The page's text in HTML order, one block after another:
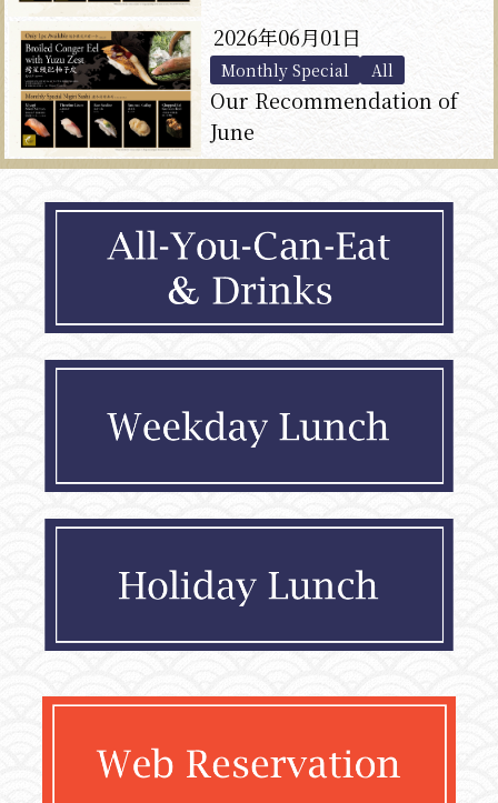
2026年06月01日
Monthly Special All
Our Recommendation of
June